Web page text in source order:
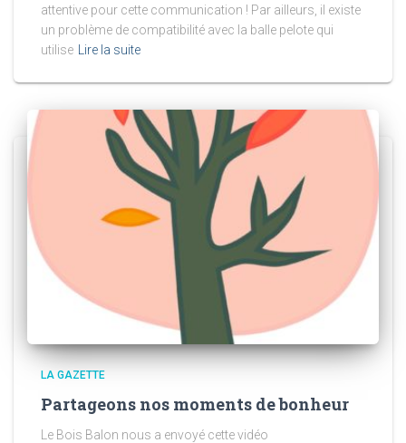
attentive pour cette communication ! Par ailleurs, il existe
un problème de compatibilité avec la balle pelote qui
utilise
Lire la suite
LA GAZETTE
Partageons nos moments de bonheur
Le Bois Balon nous a envoyé cette vidéo